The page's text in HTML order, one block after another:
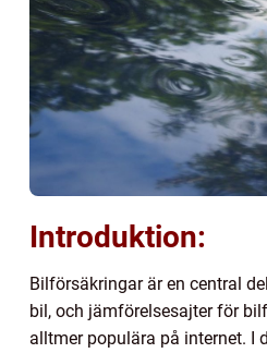
Introduktion:
Bilförsäkringar är en central
bil, och jämförelsesajter för
alltmer populära på internet. I